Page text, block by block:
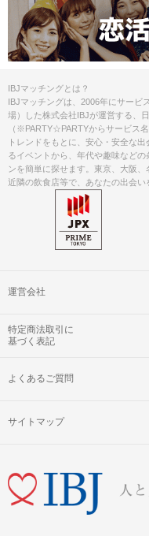
IBJマッチングとは？
IBJマッチングは、2006年にサービ
場）した株式会社IBJが運営する、
（※PARTY☆PARTYからサービス
トレンドをもとに、安心・安全な
るイベントから、年代や趣味など
ンを簡単に探せます。東京、大阪
近隣の飲食店等で、あなたの出会い
運営会社
特定商法取引に
基づく表記
よくあるご質問
サイトマップ